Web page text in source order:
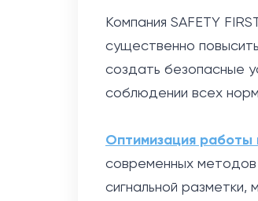
Компания SAFETY
существенно
создать безопасные
соблюдении всех
Оптимизация работы
современных методов
сигнальной